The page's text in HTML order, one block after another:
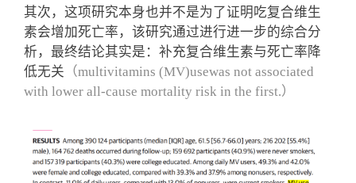
其次，这项研究本身也并不是为了证明吃复合维生
素会增加死亡率，该研究通过进行进一步的综合分
析，最终结论其实是：补充复合维生素与死亡率降
低无关 （multivitamins (MV)usewas not associated
with lower all-cause mortality risk in the first.）